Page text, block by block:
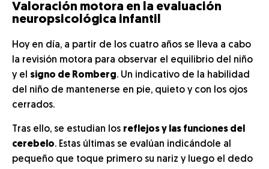
Valoración motora en la evaluación
neuropsicológica infantil
Hoy en día, a partir de los cuatro años se lleva a cabo
la revisión motora para observar el equilibrio del niño
y el signo de Romberg. Un indicativo de la habilidad
del niño de mantenerse en pie, quieto y con los ojos
cerrados.
Tras ello, se estudian los reflejos y las funciones del
cerebelo. Estas últimas se evalúan indicándole al
pequeño que toque primero su nariz y luego el dedo